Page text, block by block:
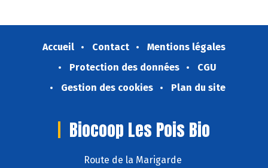
Accueil Contact
Mentions légales
Protection des données
CGU
Gestion des cookies
Plan du site
Biocoop Les Pois Bio
Route de la Marigarde